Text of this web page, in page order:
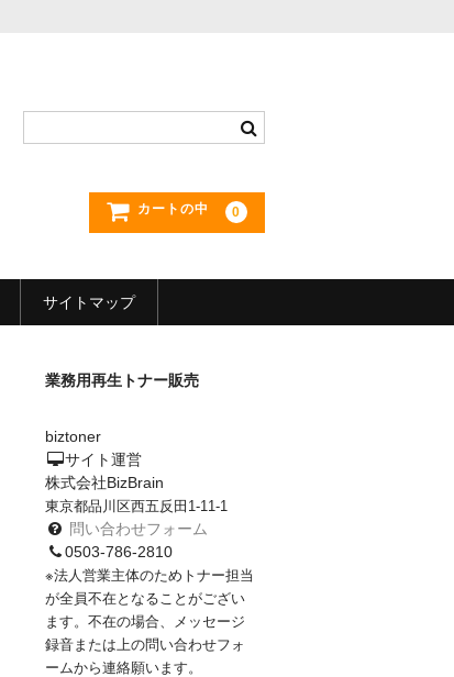
カートの中 0
サイトマップ
業務用再生トナー販売
biztoner
サイト運営
株式会社BizBrain
東京都品川区西五反田1-11-1
問い合わせフォーム
0503-786-2810
※法人営業主体のためトナー担当
が全員不在となることがござい
ます。不在の場合、メッセージ
録音または上の問い合わせフォ
ームから連絡願います。